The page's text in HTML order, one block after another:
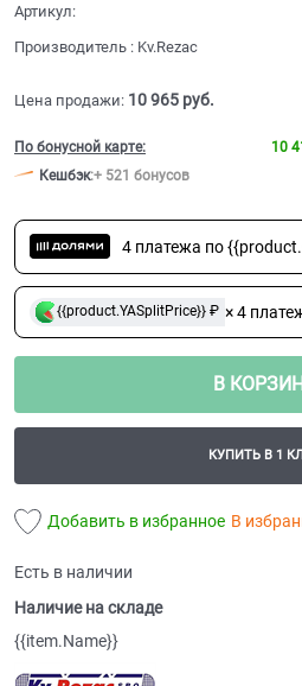
Артикул:
Производитель : Kv.Rezac
Цена продажи: 10 965 руб.
По бонусной карте:
10
Кешбэк:+ 521 бонусов
4 платежа по
{{product.YASplitPrice}} ₽ × 4
В
КУПИТЬ В 1
Добавить в избранное В
Есть в наличии
Наличие на складе
{{item.Name}}